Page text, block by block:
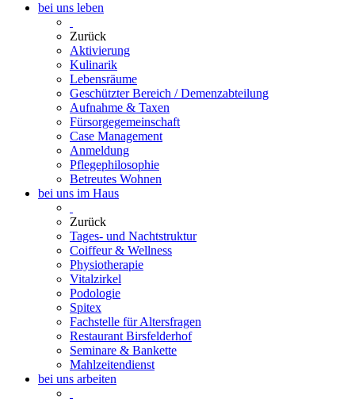
bei uns leben
Zurück
Aktivierung
Kulinarik
Lebensräume
Geschützter Bereich / Demenzabteilung
Aufnahme & Taxen
Fürsorgegemeinschaft
Case Management
Anmeldung
Pflegephilosophie
Betreutes Wohnen
bei uns im Haus
Zurück
Tages- und Nachtstruktur
Coiffeur & Wellness
Physiotherapie
Vitalzirkel
Podologie
Spitex
Fachstelle für Altersfragen
Restaurant Birsfelderhof
Seminare & Bankette
Mahlzeitendienst
bei uns arbeiten